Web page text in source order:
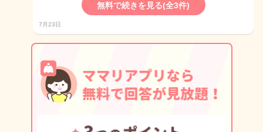
無料で続きを見る(全3件)
7月23日